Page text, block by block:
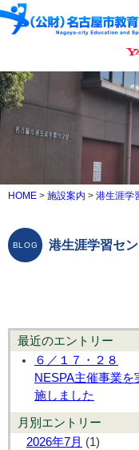
HOME > 施設案内 > 港生涯学
港生涯学習セ
最近のエントリー
６／１７・２８
NESPA主催事業を
施しました
月別エントリー
2026年7月 (1)